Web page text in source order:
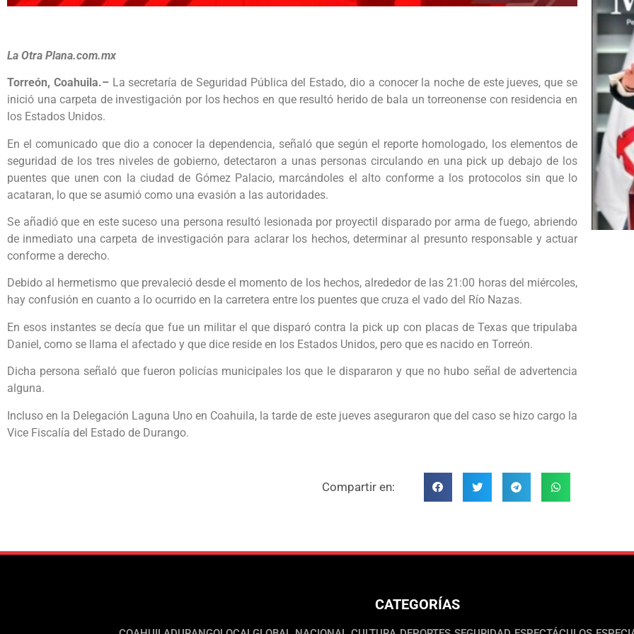
La Otra Plana.com.mx
Torreón, Coahuila.–La secretaría de Seguridad Pública del Estado, dio a conocer la noche de este jueves, que se
inició una carpeta de investigación por los hechos en que resultó herido de bala un torreonense con residencia en
los Estados Unidos.
En el comunicado que dio a conocer la dependencia, señaló que según el reporte homologado, los elementos de
seguridad de los tres niveles de gobierno, detectaron a unas personas circulando en una pick up debajo de los
puentes que unen con la ciudad de Gómez Palacio, marcándoles el alto conforme a los protocolos sin que lo
acataran, lo que se asumió como una evasión a las autoridades.
Se añadió que en este suceso una persona resultó lesionada por proyectil disparado por arma de fuego, abriendo
de inmediato una carpeta de investigación para aclarar los hechos, determinar al presunto responsable y actuar
conforme a derecho.
Debido al hermetismo que prevaleció desde el momento de los hechos, alrededor de las 21:00 horas del miércoles,
hay confusión en cuanto a lo ocurrido en la carretera entre los puentes que cruza el vado del Río Nazas.
En esos instantes se decía que fue un militar el que disparó contra la pick up con placas de Texas que tripulaba
Daniel, como se llama el afectado y que dice reside en los Estados Unidos, pero que es nacido en Torreón.
Dicha persona señaló que fueron policías municipales los que le dispararon y que no hubo señal de advertencia
alguna.
Incluso en la Delegación Laguna Uno en Coahuila, la tarde de este jueves aseguraron que del caso se hizo cargo la
Vice Fiscalía del Estado de Durango.
Compartir en:
CATEGORÍAS